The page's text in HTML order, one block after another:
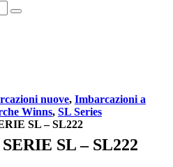
nuove, Imbarcazioni a
Winns, SL Series
SL – SL222
SL – SL222